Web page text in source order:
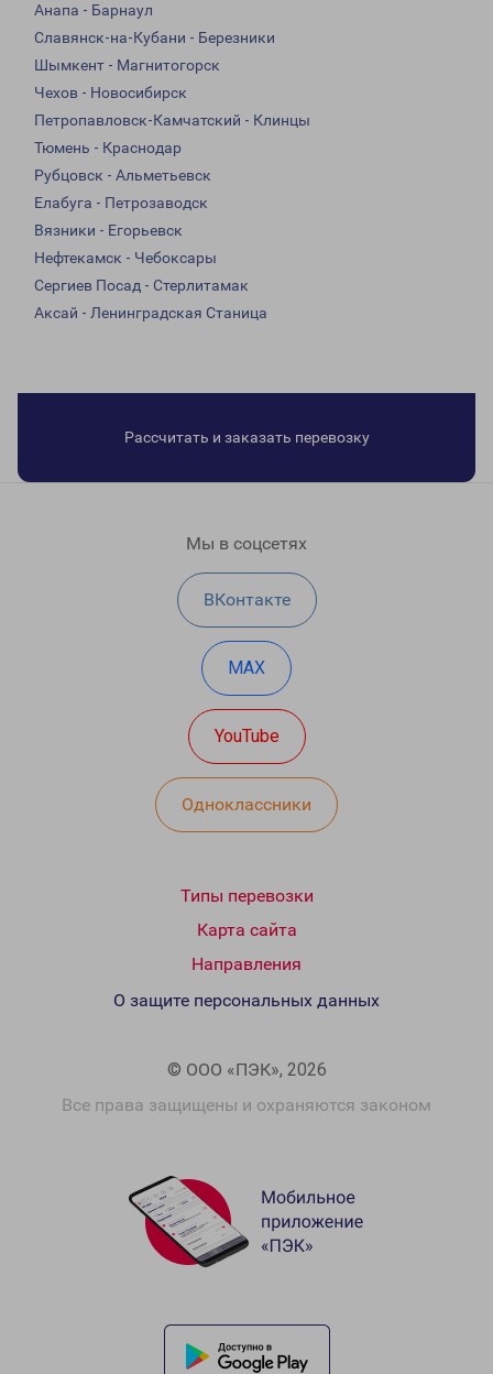
Анапа - Барнаул
Славянск-на-Кубани - Березники
Шымкент - Магнитогорск
Чехов - Новосибирск
Петропавловск-Камчатский - Клинцы
Тюмень - Краснодар
Рубцовск - Альметьевск
Елабуга - Петрозаводск
Вязники - Егорьевск
Нефтекамск - Чебоксары
Сергиев Посад - Стерлитамак
Аксай - Ленинградская Станица
Рассчитать и заказать перевозку
Мы в соцсетях
ВКонтакте
MAX
YouTube
Одноклассники
Типы перевозки
Карта сайта
Направления
© ООО «ПЭК», 2026
Все права защищены и охраняются законом
О защите персональных данных